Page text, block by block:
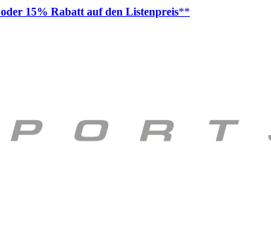
15% Rabatt auf den Listenpreis**